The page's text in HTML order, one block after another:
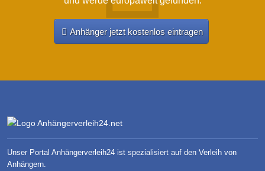
Anhänger jetzt kostenlos eintragen
Unser Portal Anhängerverleih24 ist spezialisiert auf den Verleih von
Anhängern.